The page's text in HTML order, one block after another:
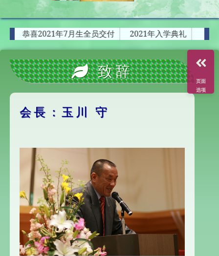
学典礼：照片 恭喜2021年7月生全员交付 2021年入学
页面
选项
致辞
会長：玉川 守